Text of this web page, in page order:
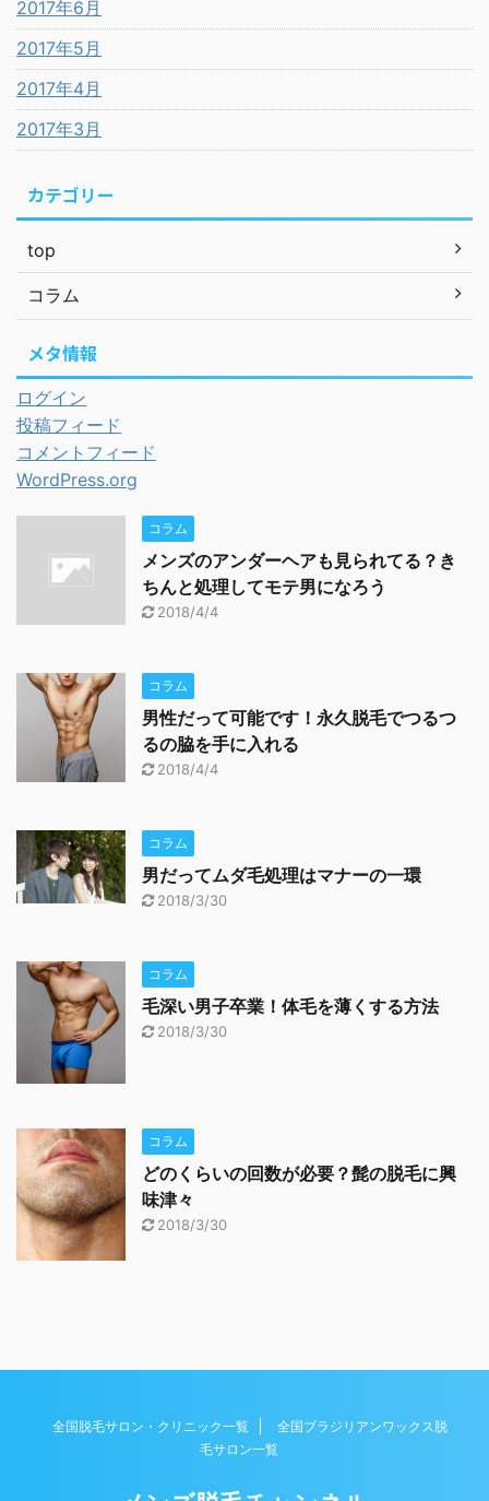
2017年6月
2017年5月
2017年4月
2017年3月
カテゴリー
top
コラム
メタ情報
ログイン
投稿フィード
コメントフィード
WordPress.org
コラム
メンズのアンダーヘアも見られてる？き
ちんと処理してモテ男になろう
2018/4/4
コラム
男性だって可能です！永久脱毛でつるつ
るの脇を手に入れる
2018/4/4
コラム
男だってムダ毛処理はマナーの一環
2018/3/30
コラム
毛深い男子卒業！体毛を薄くする方法
2018/3/30
コラム
どのくらいの回数が必要？髭の脱毛に興
味津々
2018/3/30
全国脱毛サロン・クリニック一覧
全国ブラジリアンワックス脱
毛サロン一覧